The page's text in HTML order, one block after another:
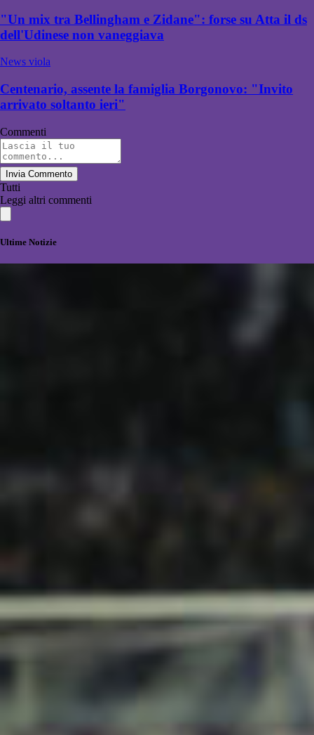
"Un mix tra Bellingham e Zidane": forse su Atta il ds
dell'Udinese non vaneggiava
News viola
Centenario, assente la famiglia Borgonovo: "Invito
arrivato soltanto ieri"
Commenti
Invia Commento
Tutti
Leggi altri commenti
Ultime Notizie